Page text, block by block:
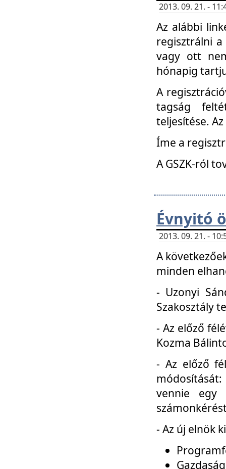
2013. 09. 21. -
Az alábbi
regisztrálni
vagy ott
hónapig
A
tagság
teljesítése.
Íme a
A GSZK-ról
Évnyitó
2013. 09. 21. -
A
minden
- Uzonyi
Szakosztály
- Az előző
Kozma
- Az előző
vennie egy
- Az új elnök